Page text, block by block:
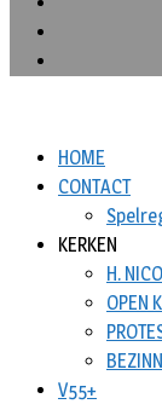
HOME
CONTACT
KERKEN
H.
OPEN
V55+